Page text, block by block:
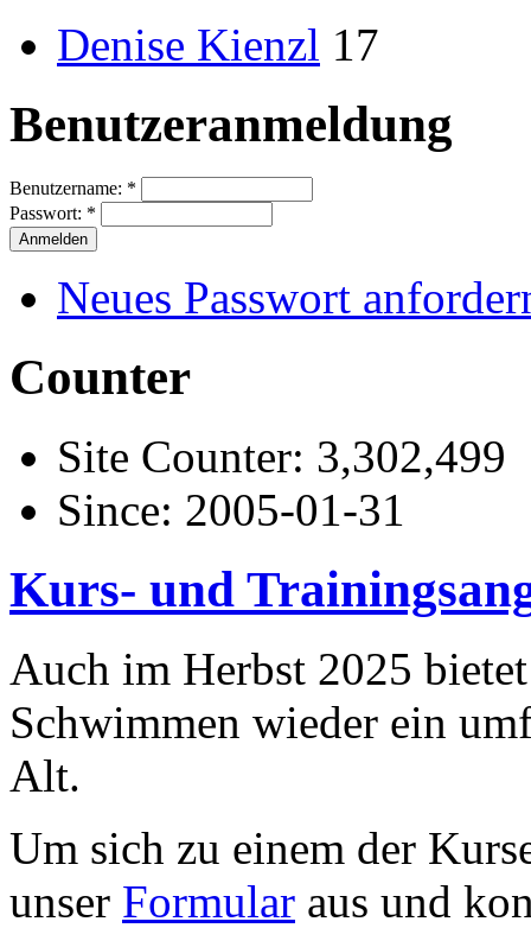
Denise Kienzl 17
Benutzeranmeldung
Benutzername: *
Passwort: *
Neues Passwort
Counter
Site Counter: 3,302,499
Since: 2005-01-31
Kurs- und
Auch im Herbst 2025
Schwimmen wieder ein
Alt.
Um sich zu einem der
unser Formular aus und